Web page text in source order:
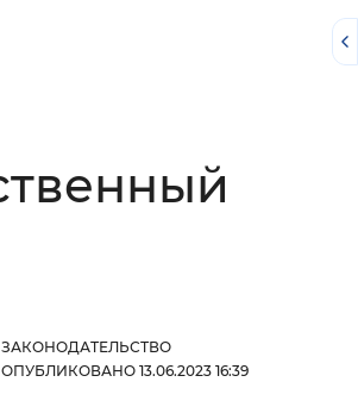
ЗАКОНОДАТЕЛЬСТВО
ОПУБЛИКОВАНО 13.06.2023 16:39